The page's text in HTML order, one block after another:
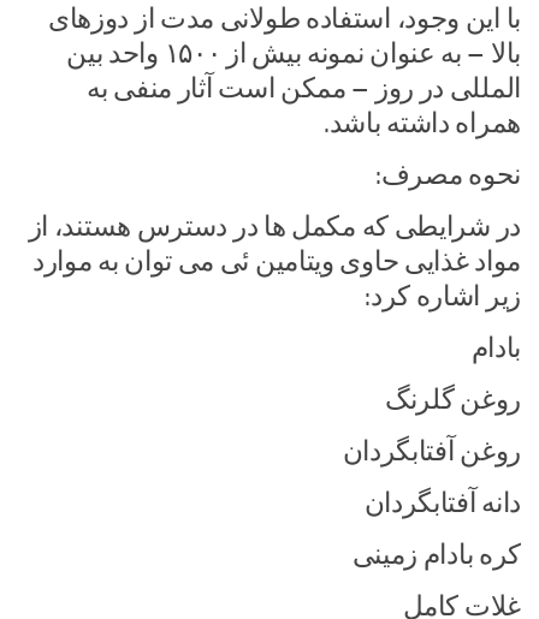
با این وجود، استفاده طولانی مدت از دوزهای
بالا – به عنوان نمونه بیش از ۱۵۰۰ واحد بین
المللی در روز – ممکن است آثار منفی به
همراه داشته باشد.
نحوه مصرف:
در شرایطی که مکمل ها در دسترس هستند، از
مواد غذایی حاوی ویتامین ئی می توان به موارد
زیر اشاره کرد:
بادام
روغن گلرنگ
روغن آفتابگردان
دانه آفتابگردان
کره بادام زمینی
غلات کامل